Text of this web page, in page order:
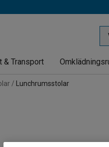
& Transport
Lunchrumsstolar